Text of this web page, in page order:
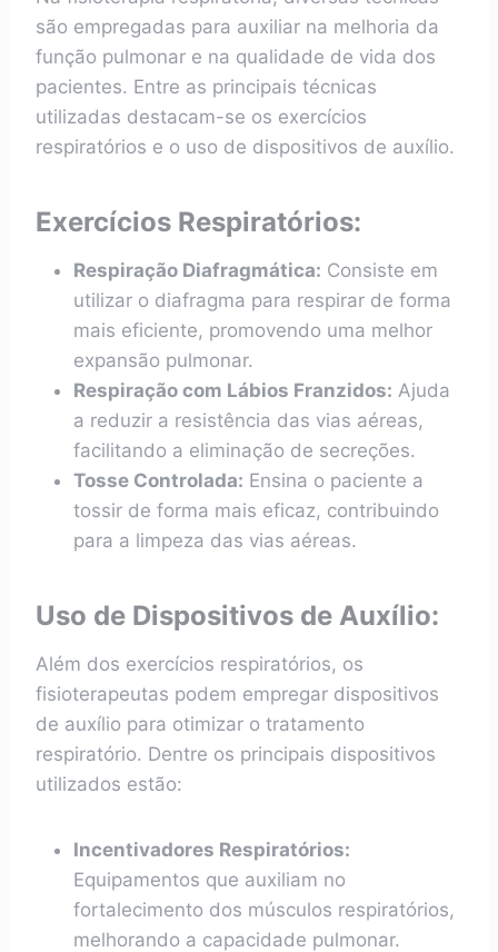
são empregadas para auxiliar na melhoria da
função pulmonar e na qualidade de vida dos
pacientes. Entre as principais técnicas
utilizadas destacam-se os exercícios
respiratórios e o uso de dispositivos de auxílio.
Exercícios Respiratórios:
Respiração Diafragmática: Consiste em
utilizar o diafragma para respirar de forma
mais eficiente, promovendo uma melhor
expansão pulmonar.
Respiração com Lábios Franzidos: Ajuda
a reduzir a resistência das vias aéreas,
facilitando a eliminação de secreções.
Tosse Controlada: Ensina o paciente a
tossir de forma mais eficaz, contribuindo
para a limpeza das vias aéreas.
Uso de Dispositivos de Auxílio:
Além dos exercícios respiratórios, os
fisioterapeutas podem empregar dispositivos
de auxílio para otimizar o tratamento
respiratório. Dentre os principais dispositivos
utilizados estão:
Incentivadores Respiratórios:
Equipamentos que auxiliam no
fortalecimento dos músculos respiratórios,
melhorando a capacidade pulmonar.